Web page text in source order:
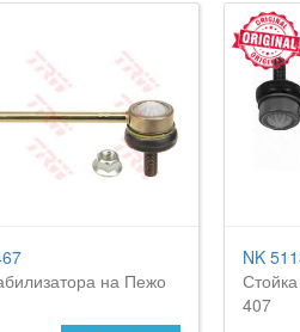
на Пежо
NK
407